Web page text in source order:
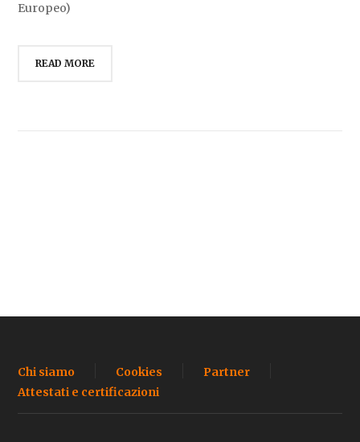
Europeo)
READ MORE
Chi siamo Cookies
Partner
Attestati e certificazioni